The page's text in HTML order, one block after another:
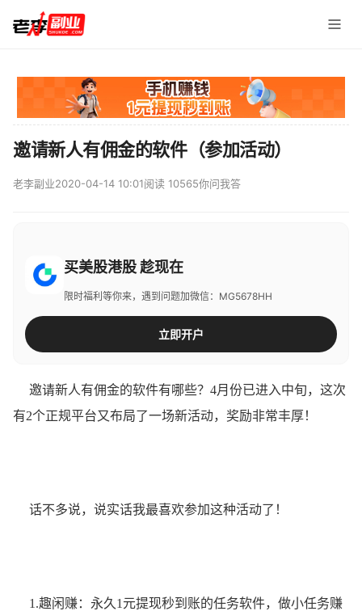
邀请新人有佣金的软件（参加活动）
老李副业2020-04-14 10:01阅读 10565你问我答
买美股港股 趁现在
限时福利等你来，遇到问题加微信：MG5678HH
立即开户
邀请新人有佣金的软件有哪些？ 4月份已进入中旬，这次
有2个正规平台又布局了一场新活动，奖励非常丰厚！
话不多说，说实话我最喜欢参加这种活动了！
1.趣闲赚：永久1元提现秒到账的任务软件，做小任务赚